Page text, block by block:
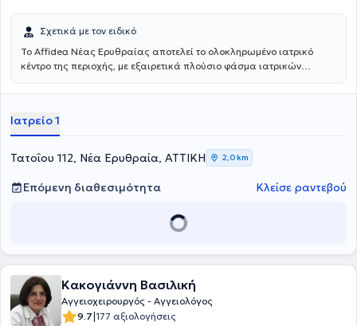
Σχετικά με τον ειδικό
Το Affidea Νέας Ερυθραίας αποτελεί το ολοκληρωμένο ιατρικό
κέντρο της περιοχής, με εξαιρετικά πλούσιο φάσμα ιατρικών
υπηρεσίες, την ουρολογία με δυνατότητα κυστεοσκόπησης, τη
ένας πλήρης ιατρικός προορισμός για κάθε ανάγκη.
Ιατρείο 1
Τατοΐου 112, Νέα Ερυθραία, ΑΤΤΙΚΗ 2,0 km
Επόμενη διαθεσιμότητα Κλείσε ραντεβού
Κακογιάννη Βασιλική
Αγγειοχειρουργός - Αγγειολόγος
9.7|177 αξιολογήσεις